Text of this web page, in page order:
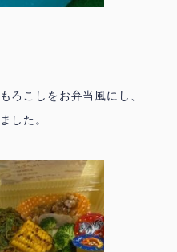
ろこしをお弁当風にし、
した。